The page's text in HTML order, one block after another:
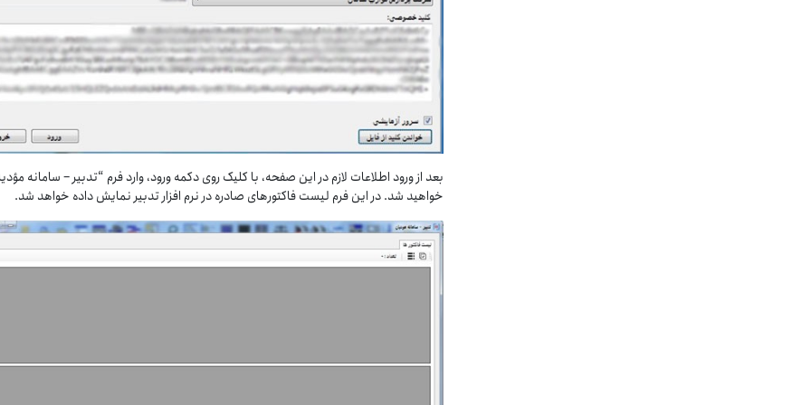
بعد از ورود اطلاعات لازم در این صفحه، با کلیک روی دکمه ورود، وارد فرم “تدبیر – سامانه
خواهید شد. در این فرم لیست فاکتورهای صادره در نرم افزار تدبیر نمایش داده خواهد شد.